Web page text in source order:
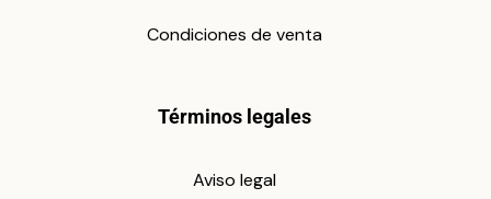
Condiciones de venta
Términos legales
Aviso legal